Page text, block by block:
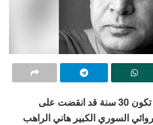
في هذا العام الحالي، 2023، تكون 30 سنة قد انقضت على
السوري الكبير هاني الراهب